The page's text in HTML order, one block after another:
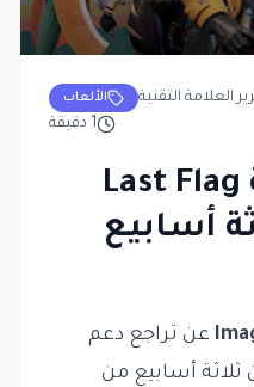
الألعاب العلامة التقنية
1 دقيقة
تراجع دعم لعبة Last Flag
أسابيع
عن تراجع دعم
ثلاثة أسابيع من